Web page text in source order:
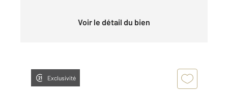
Voir le détail du bien
Exclusivité